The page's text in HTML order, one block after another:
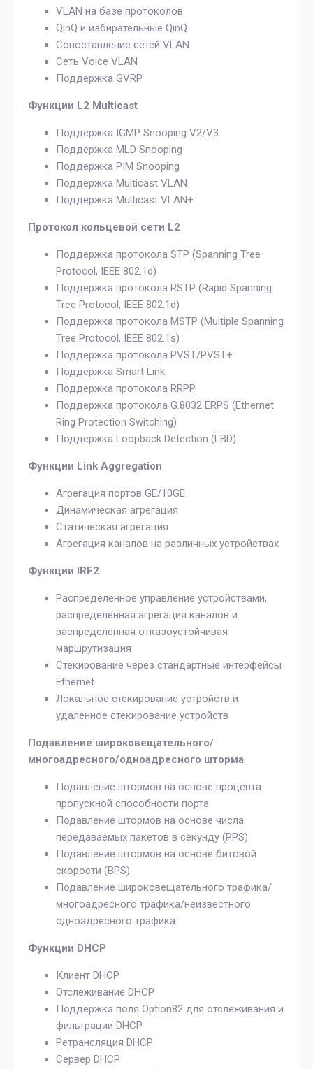
VLAN на базе протоколов
QinQ и избирательные QinQ
Сопоставление сетей VLAN
Сеть Voice VLAN
Поддержка GVRP
Функции L2 Multicast
Поддержка IGMP Snooping V2/V3
Поддержка MLD Snooping
Поддержка PIM Snooping
Поддержка Multicast VLAN
Поддержка Multicast VLAN+
Протокол кольцевой сети L2
Поддержка протокола STP (Spanning Tree
Protocol, IEEE 802.1d)
Поддержка протокола RSTP (Rapid Spanning
Tree Protocol, IEEE 802.1d)
Поддержка протокола MSTP (Multiple Spanning
Tree Protocol, IEEE 802.1s)
Поддержка протокола PVST/PVST+
Поддержка Smart Link
Поддержка протокола RRPP
Поддержка протокола G.8032 ERPS (Ethernet
Ring Protection Switching)
Поддержка Loopback Detection (LBD)
Функции Link Aggregation
Агрегация портов GE/10GE
Динамическая агрегация
Статическая агрегация
Агрегация каналов на различных устройствах
Функции IRF2
Распределенное управление устройствами,
распределенная агрегация каналов и
распределенная отказоустойчивая
маршрутизация
Стекирование через стандартные интерфейсы
Ethernet
Локальное стекирование устройств и
удаленное стекирование устройств
Подавление широковещательного/
многоадресного/одноадресного шторма
Подавление штормов на основе процента
пропускной способности порта
Подавление штормов на основе числа
передаваемых пакетов в секунду (PPS)
Подавление штормов на основе битовой
скорости (BPS)
Подавление широковещательного трафика/
многоадресного трафика/неизвестного
одноадресного трафика
Функции DHCP
Клиент DHCP
Отслеживание DHCP
Поддержка поля Option82 для отслеживания и
фильтрации DHCP
Ретрансляция DHCP
Сервер DHCP